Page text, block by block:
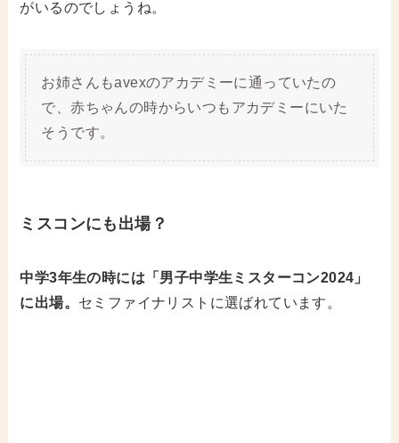
がいるのでしょうね。
お姉さんもavexのアカデミーに通っていたの
で、赤ちゃんの時からいつもアカデミーにいた
そうです。
ミスコンにも出場？
中学3年生の時には「男子中学生ミスターコン2024」
に出場。 セミファイナリストに選ばれています。